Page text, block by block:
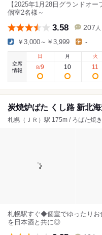
【2025年1月28日グランドオ
個室2名様～
3.58 207 人
￥3,000～￥3,999 -
空席
情報
日
8/9
月
10
火
11
炭焼炉ばた くし路 新北
札幌（ＪＲ）駅 175m / ろばた焼
札幌駅すぐ◆個室でゆったり
を日本酒と共に◎